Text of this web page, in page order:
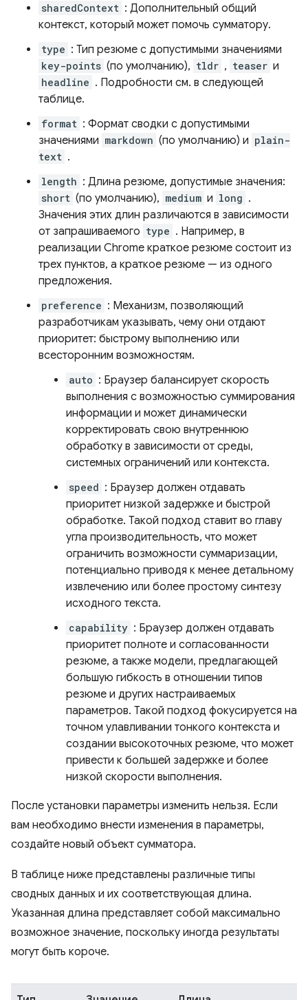
sharedContext : Дополнительный общий
контекст, который может помочь сумматору.
type : Тип резюме с допустимыми значениями
key-points (по умолчанию), tldr , teaser и
headline . Подробности см. в следующей
таблице.
format : Формат сводки с допустимыми
значениями markdown (по умолчанию) и plain-
text .
length : Длина резюме, допустимые значения:
short (по умолчанию), medium и long .
Значения этих длин различаются в зависимости
от запрашиваемого type . Например, в
реализации Chrome краткое резюме состоит из
трех пунктов, а краткое резюме — из одного
предложения.
preference : Механизм, позволяющий
разработчикам указывать, чему они отдают
приоритет: быстрому выполнению или
всесторонним возможностям.
auto : Браузер балансирует скорость
выполнения с возможностью суммирования
информации и может динамически
корректировать свою внутреннюю
обработку в зависимости от среды,
системных ограничений или контекста.
speed : Браузер должен отдавать
приоритет низкой задержке и быстрой
обработке. Такой подход ставит во главу
угла производительность, что может
ограничить возможности суммаризации,
потенциально приводя к менее детальному
извлечению или более простому синтезу
исходного текста.
capability : Браузер должен отдавать
приоритет полноте и согласованности
резюме, а также модели, предлагающей
большую гибкость в отношении типов
резюме и других настраиваемых
параметров. Такой подход фокусируется на
точном улавливании тонкого контекста и
создании высокоточных резюме, что может
привести к большей задержке и более
низкой скорости выполнения.
После установки параметры изменить нельзя. Если
вам необходимо внести изменения в параметры,
создайте новый объект сумматора.
В таблице ниже представлены различные типы
сводных данных и их соответствующая длина.
Указанная длина представляет собой максимально
возможное значение, поскольку иногда результаты
могут быть короче.